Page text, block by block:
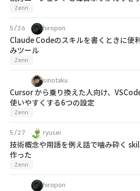
Zenn
5/26 hiropon
Claude Codeのスキルを書くときに便
みツール
Zenn
sinotaku
Cursor から乗り換えた人向け、
使いやすくする6つの設定
Zenn
5/27 ryusei
技術概念や用語を例え話で噛み砕く
作った
Zenn
hiropon